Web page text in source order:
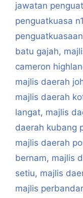
jawatan
penguatkuasa
penguatkuasaan
batu gajah,
cameron
majlis daerah
majlis daerah
langat, majlis
daerah kubang
majlis daerah
bernam, majlis
setiu, majlis
majlis